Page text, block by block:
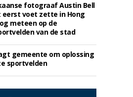
fotograaf Austin Bell
eerst voet zette in Hong
meteen op de
van de stad
gemeente om oplossing
sportvelden